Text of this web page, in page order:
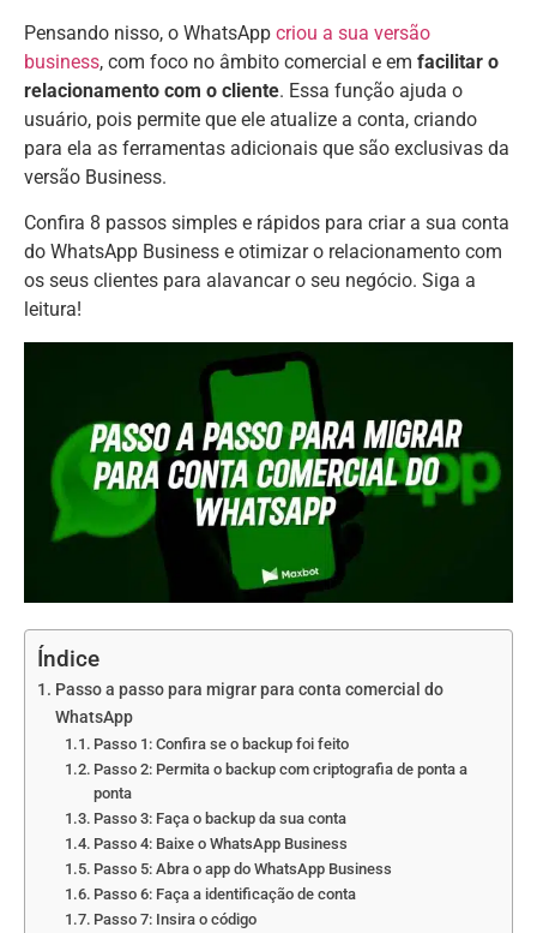
Pensando nisso, o WhatsApp criou a sua versão
business, com foco no âmbito comercial e em facilitar o
relacionamento com o cliente. Essa função ajuda o
usuário, pois permite que ele atualize a conta, criando
para ela as ferramentas adicionais que são exclusivas da
versão Business.
Confira 8 passos simples e rápidos para criar a sua conta
do WhatsApp Business e otimizar o relacionamento com
os seus clientes para alavancar o seu negócio. Siga a
leitura!
Índice
Passo a passo para migrar para conta comercial do
WhatsApp
Passo 1: Confira se o backup foi feito
Passo 2: Permita o backup com criptografia de ponta a
ponta
Passo 3: Faça o backup da sua conta
Passo 4: Baixe o WhatsApp Business
Passo 5: Abra o app do WhatsApp Business
Passo 6: Faça a identificação de conta
Passo 7: Insira o código